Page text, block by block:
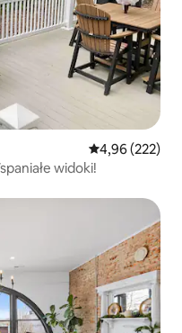
Średnia
4,96 (222)
View Retreat -Hot tub! Wspaniałe widoki!
gości